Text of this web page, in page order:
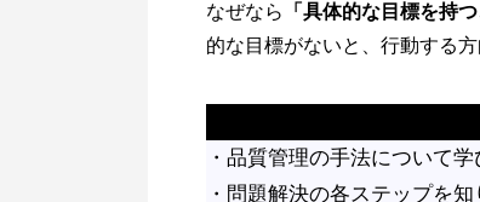
なぜなら 「具体的な目標を持
的な目標がないと、行動する
・品質管理の手法について学
・問題解決の各ステップを知